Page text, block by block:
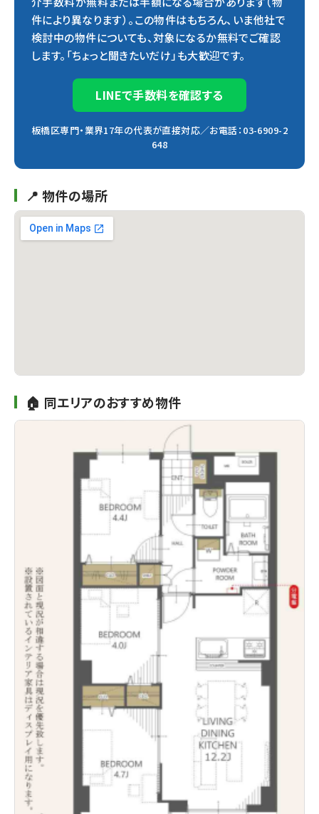
件により異なります）。この物件はもちろん、いま他社で
検討中の物件についても、対象になるか無料でご確認
します。「ちょっと聞きたいだけ」も大歓迎です。
LINEで手数料を確認する
板橋区専門・業界17年の代表が直接対応／お電話：03-6909-2
648
📍 物件の場所
🏠 同エリアのおすすめ物件